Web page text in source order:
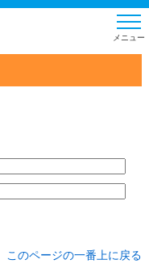
このページの一番上に戻る